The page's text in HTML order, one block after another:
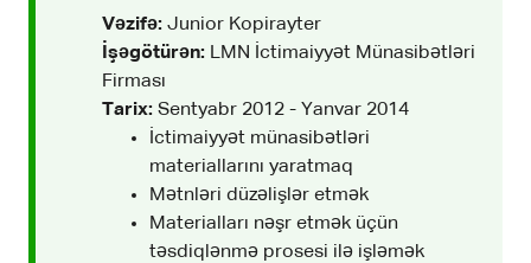
Vəzifə: Junior Kopirayter
İşəgötürən: LMN İctimaiyyət Münasibətləri
Firması
Tarix: Sentyabr 2012 - Yanvar 2014
İctimaiyyət münasibətləri
materiallarını yaratmaq
Mətnləri düzəlişlər etmək
Materialları nəşr etmək üçün
təsdiqlənmə prosesi ilə işləmək